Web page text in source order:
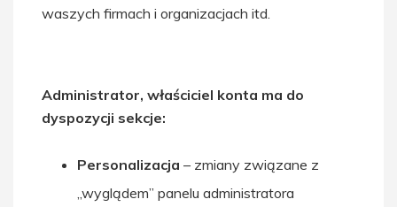
waszych firmach i organizacjach itd.
Administrator, właściciel konta ma do
dyspozycji sekcje:
Personalizacja – zmiany związane z
„wyglądem” panelu administratora